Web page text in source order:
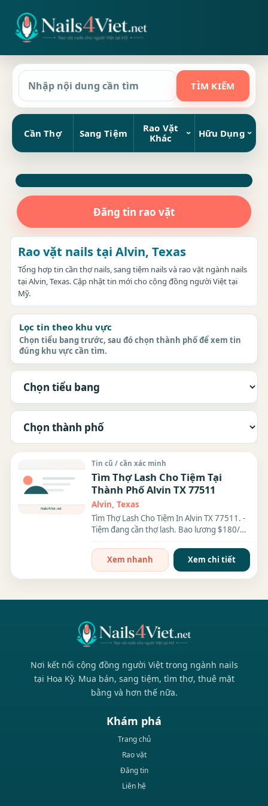
Cần Thợ Sang Tiệm
Rao Vặt
Khác
Hữu Dụng
Đăng tin rao vặt
Rao vặt nails tại Alvin, Texas
Tổng hợp tin cần thợ nails, sang tiệm nails và rao vặt ngành nails
tại Alvin, Texas. Cập nhật tin mới cho cộng đồng người Việt tại
Mỹ.
Lọc tin theo khu vực
Chọn tiểu bang trước, sau đó chọn thành phố để xem tin
đúng khu vực cần tìm.
Tin cũ / cần xác minh
Tìm Thợ Lash Cho Tiệm Tại
Thành Phố Alvin TX 77511
Alvin, Texas
Tìm Thợ Lash Cho Tiệm In Alvin TX 77511. -
Tiệm đang cần thợ lash. Bao lương $180/
Xem nhanh
Xem chi tiết
Nơi kết nối cộng đồng người Việt trong ngành nails
tại Hoa Kỳ. Mua bán, sang tiệm, tìm thợ, thuê mặt
bằng và hơn thế nữa.
Khám phá
Trang chủ
Rao vặt
Đăng tin
Liên hệ